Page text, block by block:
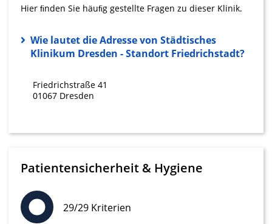
Hier ﬁnden Sie häuﬁg gestellte Fragen zu dieser Klinik.
Wie lautet die Adresse von Städtisches
Klinikum Dresden - Standort Friedrichstadt?
Friedrichstraße 41
01067 Dresden
Patientensicherheit & Hygiene
29/29 Kriterien
Informationen auf einem Endgerät
von Werbeanzeigen
Verwendung von Profilen zur Auswahl
Erstellung von Profilen zur Personalisierung
Verwendung von Profilen zur Auswahl
Messung der Werbeleistung